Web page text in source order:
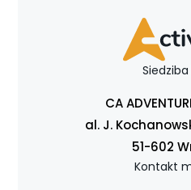
CA
al. J.
51-602
Kontakt